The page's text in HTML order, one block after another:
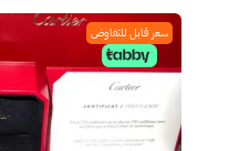
سعر قابل للتفاوض